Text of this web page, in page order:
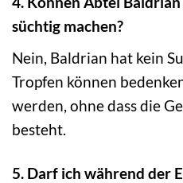
süchtig machen?
Nein, Baldrian hat kein
Tropfen können
werden, ohne dass die
besteht.
5. Darf ich während der